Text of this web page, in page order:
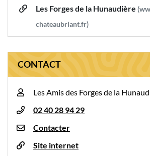
Les Forges de la Hunaudière
chateaubriant.fr)
CONTACT
Les Amis des Forges de la
02 40 28 94 29
Contacter
Site internet